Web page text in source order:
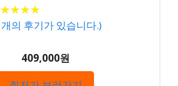
★★★★
★★★★
개의 후기가 있습니다.)
409,000원